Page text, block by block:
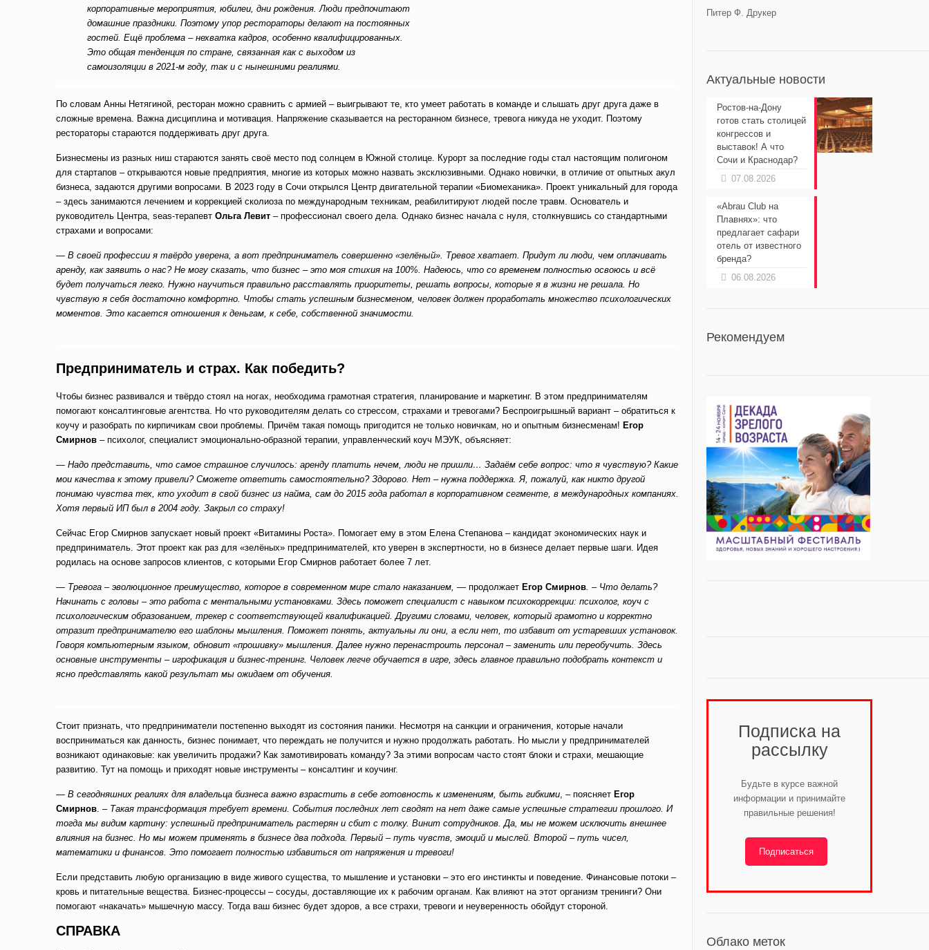
корпоративные мероприятия, юбилеи, дни рождения. Люди предпочитают
домашние праздники. Поэтому упор рестораторы делают на постоянных
гостей. Ещё проблема – нехватка кадров, особенно квалифицированных.
Это общая тенденция по стране, связанная как с выходом из
самоизоляции в 2021-м году, так и с нынешними реалиями.
По словам Анны Нетягиной, ресторан можно сравнить с армией – выигрывают те, кто умеет работать в команде и слышать друг друга даже в
сложные времена. Важна дисциплина и мотивация. Напряжение сказывается на ресторанном бизнесе, тревога никуда не уходит. Поэтому
рестораторы стараются поддерживать друг друга.
Бизнесмены из разных ниш стараются занять своё место под солнцем в Южной столице. Курорт за последние годы стал настоящим полигоном
для стартапов – открываются новые предприятия, многие из которых можно назвать эксклюзивными. Однако новички, в отличие от опытных акул
бизнеса, задаются другими вопросами. В 2023 году в Сочи открылся Центр двигательной терапии «Биомеханика». Проект уникальный для города
– здесь занимаются лечением и коррекцией сколиоза по международным техникам, реабилитируют людей после травм. Основатель и
руководитель Центра, seas-терапевтОльга Левит – профессионал своего дела. Однако бизнес начала с нуля, столкнувшись со стандартными
страхами и вопросами:
— В своей профессии я твёрдо уверена, а вот предприниматель совершенно «зелёный». Тревог хватает. Придут ли люди, чем оплачивать
аренду, как заявить о нас? Не могу сказать, что бизнес – это моя стихия на 100%. Надеюсь, что со временем полностью освоюсь и всё
будет получаться легко. Нужно научиться правильно расставлять приоритеты, решать вопросы, которые я в жизни не решала. Но
чувствую я себя достаточно комфортно. Чтобы стать успешным бизнесменом, человек должен проработать множество психологических
моментов. Это касается отношения к деньгам, к себе, собственной значимости.
Предприниматель и страх. Как победить?
Чтобы бизнес развивался и твёрдо стоял на ногах, необходима грамотная стратегия, планирование и маркетинг. В этом предпринимателям
помогают консалтинговые агентства. Но что руководителям делать со стрессом, страхами и тревогами? Беспроигрышный вариант – обратиться к
коучу и разобрать по кирпичикам свои проблемы. Причём такая помощь пригодится не только новичкам, но и опытным бизнесменам! Егор
Смирнов – психолог, специалист эмоционально-образной терапии, управленческий коуч МЭУК, объясняет:
— Надо представить, что самое страшное случилось: аренду платить нечем, люди не пришли… Задаём себе вопрос: что я чувствую? Какие
мои качества к этому привели? Сможете ответить самостоятельно? Здорово. Нет – нужна поддержка. Я, пожалуй, как никто другой
понимаю чувства тех, кто уходит в свой бизнес из найма, сам до 2015 года работал в корпоративном сегменте, в международных компаниях.
Хотя первый ИП был в 2004 году. Закрыл со страху!
Сейчас Егор Смирнов запускает новый проект «Витамины Роста». Помогает ему в этом Елена Степанова – кандидат экономических наук и
предприниматель. Этот проект как раз для «зелёных» предпринимателей, кто уверен в экспертности, но в бизнесе делает первые шаги. Идея
родилась на основе запросов клиентов, с которыми Егор Смирнов работает более 7 лет.
— Тревога – эволюционное преимущество, которое в современном мире стало наказанием,— продолжает Егор Смирнов. – Что делать?
Начинать с головы – это работа с ментальными установками. Здесь поможет специалист с навыком психокоррекции: психолог, коуч с
психологическим образованием, трекер с соответствующей квалификацией. Другими словами, человек, который грамотно и корректно
отразит предпринимателю его шаблоны мышления. Поможет понять, актуальны ли они, а если нет, то избавит от устаревших установок.
Говоря компьютерным языком, обновит «прошивку» мышления. Далее нужно перенастроить персонал – заменить или переобучить. Здесь
основные инструменты – игрофикация и бизнес-тренинг. Человек легче обучается в игре, здесь главное правильно подобрать контекст и
ясно представлять какой результат мы ожидаем от обучения.
Стоит признать, что предприниматели постепенно выходят из состояния паники. Несмотря на санкции и ограничения, которые начали
восприниматься как данность, бизнес понимает, что переждать не получится и нужно продолжать работать. Но мысли у предпринимателей
возникают одинаковые: как увеличить продажи? Как замотивировать команду? За этими вопросам часто стоят блоки и страхи, мешающие
развитию. Тут на помощь и приходят новые инструменты – консалтинг и коучинг.
—В сегодняшних реалиях для владельца бизнеса важно взрастить в себе готовность к изменениям, быть гибкими, – поясняет Егор
Смирнов. – Такая трансформация требует времени. События последних лет сводят на нет даже самые успешные стратегии прошлого. И
тогда мы видим картину: успешный предприниматель растерян и сбит с толку. Винит сотрудников. Да, мы не можем исключить внешнее
влияния на бизнес. Но мы можем применять в бизнесе два подхода. Первый – путь чувств, эмоций и мыслей. Второй – путь чисел,
математики и финансов. Это помогает полностью избавиться от напряжения и тревоги!
Если представить любую организацию в виде живого существа, то мышление и установки – это его инстинкты и поведение. Финансовые потоки –
кровь и питательные вещества. Бизнес-процессы – сосуды, доставляющие их к рабочим органам. Как влияют на этот организм тренинги? Они
помогают «накачать» мышечную массу. Тогда ваш бизнес будет здоров, а все страхи, тревоги и неуверенность обойдут стороной.
СПРАВКА
Питер Ф. Друкер
Актуальные новости
Ростов-на-Дону
готов стать столицей
конгрессов и
выставок! А что
Сочи и Краснодар?
07.08.2026
«Abrau Club на
Плавнях»: что
предлагает сафари
отель от известного
бренда?
06.08.2026
Рекомендуем
Подписка на
рассылку
Будьте в курсе важной
информации и принимайте
правильные решения!
Подписаться
Облако меток